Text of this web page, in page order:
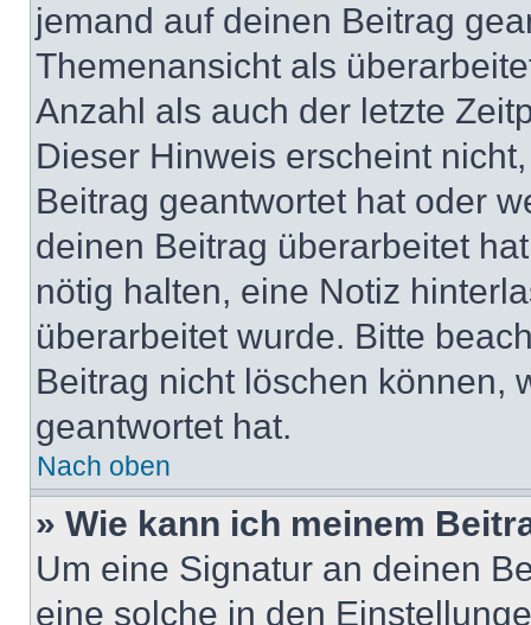
jemand auf deinen Beitrag
Themenansicht als
Anzahl als auch der letzte
Dieser Hinweis erscheint
Beitrag geantwortet hat oder
deinen Beitrag überarbeitet
nötig halten, eine Notiz
überarbeitet wurde. Bitte
Beitrag nicht löschen können,
geantwortet hat.
Nach oben
» Wie kann ich meinem
Um eine Signatur an deinen
eine solche in den